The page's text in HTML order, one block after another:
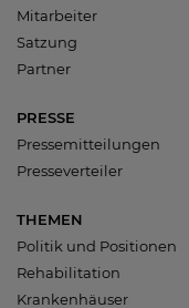
Mitarbeiter
Satzung
Partner
PRESSE
Pressemitteilungen
Presseverteiler
THEMEN
Politik und Positionen
Rehabilitation
Krankenhäuser